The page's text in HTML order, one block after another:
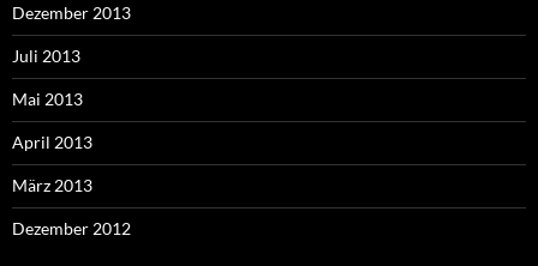
Dezember 2013
Juli 2013
Mai 2013
April 2013
März 2013
Dezember 2012